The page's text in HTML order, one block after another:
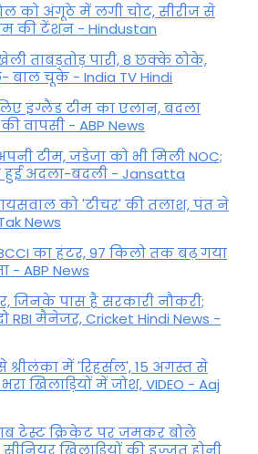
को अंगूठे में लगी चोट, सीरीज से
की टेंशन - Hindustan
ताबड़तोड़ पारी, 8 छक्के ठोके,
चूके - India TV Hindi
इंग्लैंड टीम का एलान, बदला
वापसी - ABP News
टीम, जडेजा को भी मिली NOC;
हुई अदला-बदली - Jansatta
को 'टीचर' की तलाश, पंत ने
News
का हंटर, 97 किलो तक बढ़ गया
- ABP News
जिनके पास है सरकारी नौकरी;
मैनेजर, Cricket Hindi News -
में 'रिहर्सल', 15 अगस्त से
ख‍िलाड़‍ियों में जोश, VIDEO - Aaj
टेस्ट क्रिकेट पर जमकर बोले
खिलाड़ियों की इज्जत होनी